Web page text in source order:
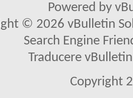
Powered by
© 2026 vBulletin
Search Engine
Traducere
Copyright